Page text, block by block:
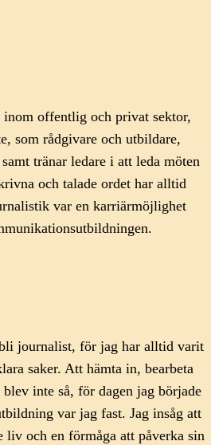
inom offentlig och privat sektor,
som rådgivare och utbildare,
tränar ledare i att leda möten
och talade ordet har alltid
var en karriärmöjlighet
journalist, för jag har alltid varit
saker. Att hämta in, bearbeta
inte så, för dagen jag började
var jag fast. Jag insåg att
liv och en förmåga att påverka sin